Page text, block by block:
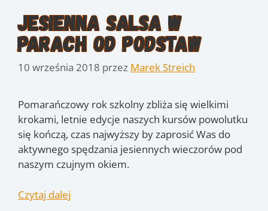
Jesienna Salsa w
parach od podstaw
10 września 2018 przez Marek Streich
Pomarańczowy rok szkolny zbliża się wielkimi
krokami, letnie edycje naszych kursów powolutku
się kończą, czas najwyższy by zaprosić Was do
aktywnego spędzania jesiennych wieczorów pod
naszym czujnym okiem.
Czytaj dalej